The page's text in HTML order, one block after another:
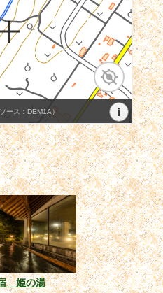
姫の湯